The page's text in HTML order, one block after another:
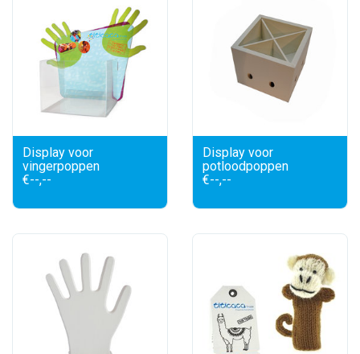
Display voor
vingerpoppen
€--,--
Display voor
potloodpoppen
€--,--